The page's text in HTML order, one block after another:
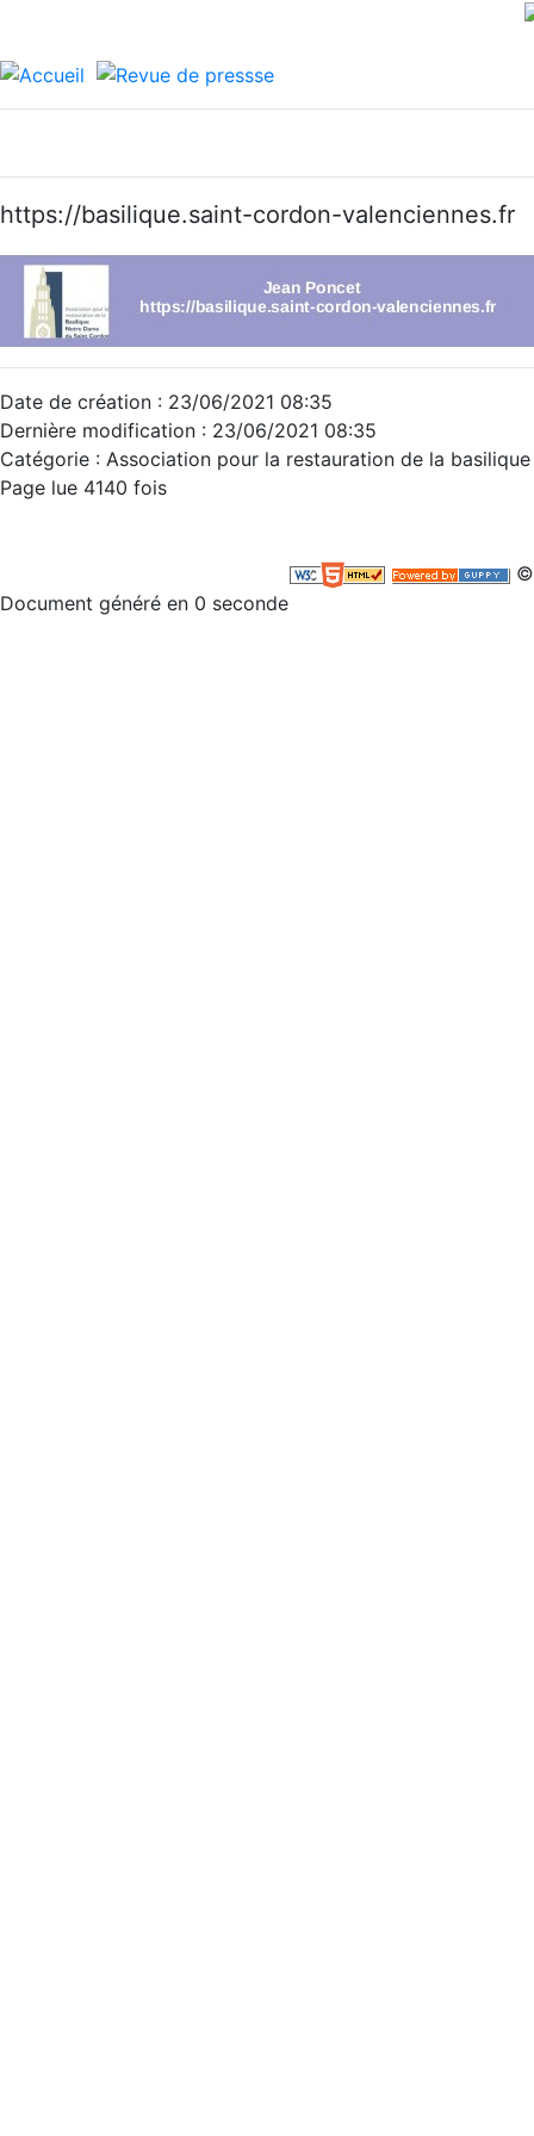
https://basilique.saint-cordon-valenciennes.fr
Date de création : 23/06/2021 08:35
Dernière modification : 23/06/2021 08:35
Catégorie : Association pour la restauration de la
Page lue 4140 fois
©
Document généré en 0 seconde